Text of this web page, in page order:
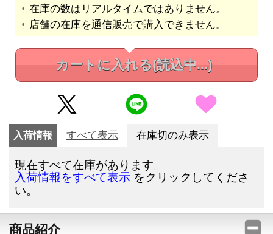
在庫の数はリアルタイムではありません。
店舗の在庫を通信販売で購入できません。
カートに入れる(読込中...)
入荷情報 すべて表示 在庫切のみ表示
現在すべて在庫があります。
入荷情報をすべて表示 をクリックしてくださ
い。
商品紹介